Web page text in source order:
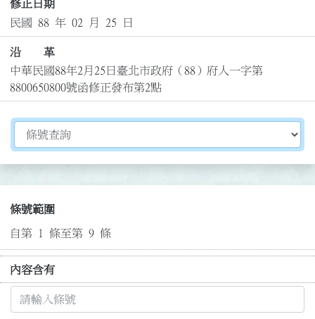
修正日期
民國 88 年 02 月 25 日
沿 革
中華民國88年2月25日臺北市政府（88）府人一字第
8800650800號函修正發布第2點
切換選擇法規資訊內容
條號範圍
自第 1 條至第 9 條
內容含有